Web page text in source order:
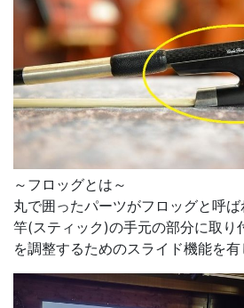
～フロッグとは～
丸で囲ったパーツがフロッグと呼ば
竿(スティック)の手元の部分に取り
を調整するためのスライド機能を有